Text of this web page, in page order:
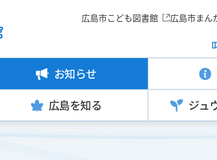
広島市こども図書館 広島市まん
お知らせ
広島を知る ジュ